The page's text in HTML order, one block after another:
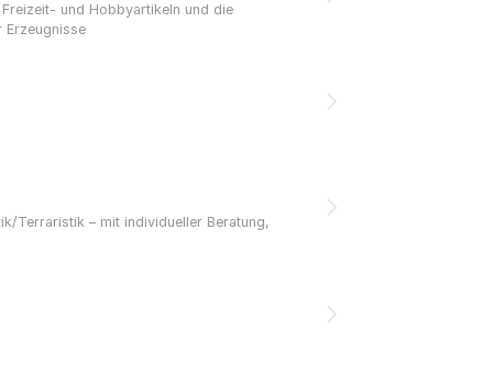
und Hobbyartikeln und die
Erzeugnisse
Terraristik – mit individueller Beratung,